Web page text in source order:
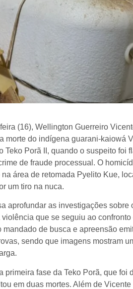
(16), Wellington Guerreiro
morte do indígena guarani-kaiowá
Teko Porã II, quando o suspeito foi
de fraude processual. O
área de retomada Pyelito Kue,
um tiro na nuca.
aprofundar as investigações
que se seguiu ao
de busca e apreensão
sendo que imagens mostram
primeira fase da Teko Porã, que foi
em duas mortes. Além de